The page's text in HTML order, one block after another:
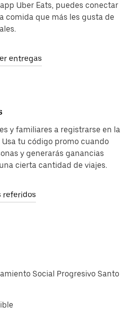
Uber Eats, puedes conectar
comida que más les gusta de
entregas
y familiares a registrarse en la
tu código promo cuando
y generarás ganancias
cierta cantidad de viajes.
referidos
Social Progresivo Santo